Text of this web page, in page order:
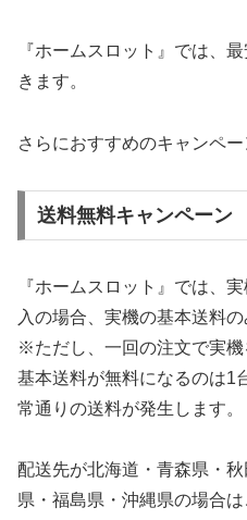
『ホームスロット』では、
きます。
さらにおすすめのキャンペー
送料無料キャンペーン
『ホームスロット』では、
入の場合、実機の基本送料の
※ただし、一回の注文で実機
基本送料が無料になるのは1
常通りの送料が発生します。
配送先が北海道・青森県・
県・福島県・沖縄県の場合